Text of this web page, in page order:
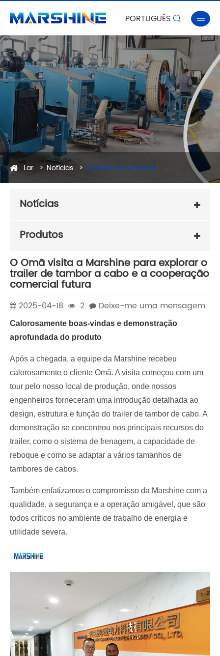
PORTUGUÊS  
Lar Notícias Notícias da empresa
Notícias
Produtos
O Omã visita a Marshine para explorar o
trailer de tambor a cabo e a cooperação
comercial futura
2025-04-18 2 Deixe-me uma mensagem
Calorosamente boas-vindas e demonstração
aprofundada do produto
Após a chegada, a equipe da Marshine recebeu
calorosamente o cliente Omã. A visita começou com um
tour pelo nosso local de produção, onde nossos
engenheiros forneceram uma introdução detalhada ao
design, estrutura e função do trailer de tambor de cabo. A
demonstração se concentrou nos principais recursos do
trailer, como o sistema de frenagem, a capacidade de
reboque e como se adaptar a vários tamanhos de
tambores de cabos.
Também enfatizamos o compromisso da Marshine com a
qualidade, a segurança e a operação amigável, que são
todos críticos no ambiente de trabalho de energia e
utilidade severa.